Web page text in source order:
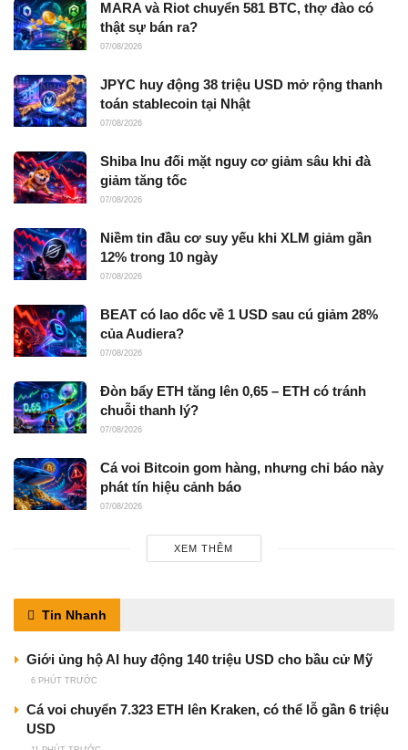
MARA và Riot chuyển 581 BTC, thợ đào có
thật sự bán ra?
07/08/2026
JPYC huy động 38 triệu USD mở rộng thanh
toán stablecoin tại Nhật
07/08/2026
Shiba Inu đối mặt nguy cơ giảm sâu khi đà
giảm tăng tốc
07/08/2026
Niềm tin đầu cơ suy yếu khi XLM giảm gần
12% trong 10 ngày
07/08/2026
BEAT có lao dốc về 1 USD sau cú giảm 28%
của Audiera?
07/08/2026
Đòn bẩy ETH tăng lên 0,65 – ETH có tránh
chuỗi thanh lý?
07/08/2026
Cá voi Bitcoin gom hàng, nhưng chỉ báo này
phát tín hiệu cảnh báo
07/08/2026
XEM THÊM
Tin Nhanh
Giới ủng hộ AI huy động 140 triệu USD cho bầu cử Mỹ
6 PHÚT TRƯỚC
Cá voi chuyển 7.323 ETH lên Kraken, có thể lỗ gần 6 triệu
USD